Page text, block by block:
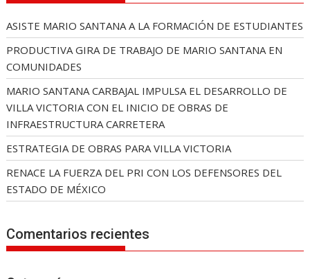
ASISTE MARIO SANTANA A LA FORMACIÓN DE ESTUDIANTES
PRODUCTIVA GIRA DE TRABAJO DE MARIO SANTANA EN
COMUNIDADES
MARIO SANTANA CARBAJAL IMPULSA EL DESARROLLO DE
VILLA VICTORIA CON EL INICIO DE OBRAS DE
INFRAESTRUCTURA CARRETERA
ESTRATEGIA DE OBRAS PARA VILLA VICTORIA
RENACE LA FUERZA DEL PRI CON LOS DEFENSORES DEL
ESTADO DE MÉXICO
Comentarios recientes